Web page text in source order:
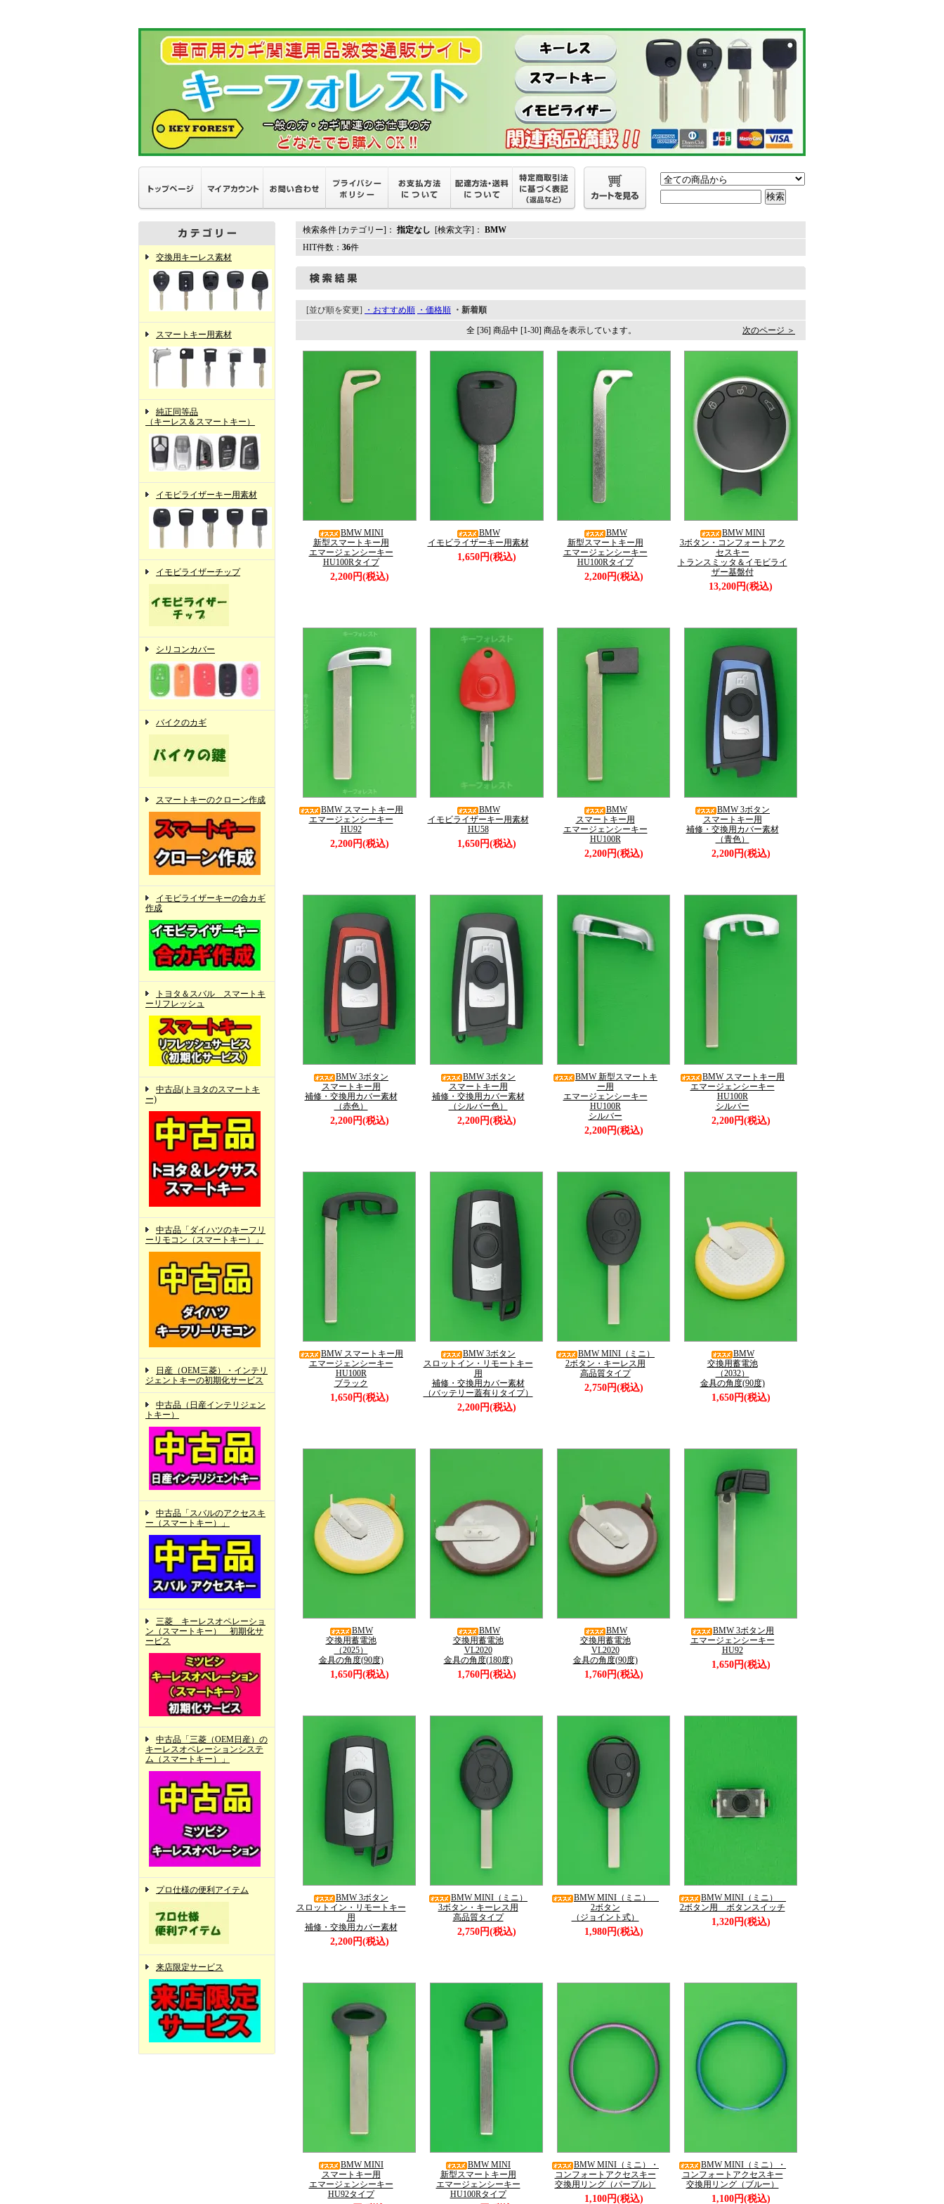
交換用キーレス素材
スマートキー用素材
純正同等品
（キーレス＆スマートキー）
イモビライザーキー用素材
イモビライザーチップ
シリコンカバー
バイクのカギ
スマートキーのクローン作成
イモビライザーキーの合カギ
作成
トヨタ＆スバル スマートキ
ーリフレッシュ
中古品(トヨタのスマートキ
ー)
中古品「ダイハツのキーフリ
ーリモコン（スマートキー）」
日産（OEM三菱）・インテリ
ジェントキーの初期化サービス
中古品（日産インテリジェン
トキー）
中古品「スバルのアクセスキ
ー（スマートキー）」
三菱 キーレスオペレーショ
ン（スマートキー） 初期化サ
ービス
中古品「三菱（OEM日産）の
キーレスオペレーションシステ
ム（スマートキー）」
プロ仕様の便利アイテム
来店限定サービス
検索条件 [カテゴリー]： 指定なし [検索文字]： BMW
HIT件数： 36件
[並び順を変更] ・おすすめ順 ・価格順 ・新着順
全 [36] 商品中 [1-30] 商品を表示しています。 次のページ ＞
BMW MINI
新型スマートキー用
エマージェンシーキー
HU100Rタイプ
2,200円(税込)
BMW
イモビライザーキー用素材
1,650円(税込)
BMW
新型スマートキー用
エマージェンシーキー
HU100Rタイプ
2,200円(税込)
BMW MINI
3ボタン・コンフォートアク
セスキー
トランスミッタ＆イモビライ
ザー基盤付
13,200円(税込)
BMW スマートキー用
エマージェンシーキー
HU92
2,200円(税込)
BMW
イモビライザーキー用素材
HU58
1,650円(税込)
BMW
スマートキー用
エマージェンシーキー
HU100R
2,200円(税込)
BMW 3ボタン
スマートキー用
補修・交換用カバー素材
（青色）
2,200円(税込)
BMW 3ボタン
スマートキー用
補修・交換用カバー素材
（赤色）
2,200円(税込)
BMW 3ボタン
スマートキー用
補修・交換用カバー素材
（シルバー色）
2,200円(税込)
BMW 新型スマートキ
ー用
エマージェンシーキー
HU100R
シルバー
2,200円(税込)
BMW スマートキー用
エマージェンシーキー
HU100R
シルバー
2,200円(税込)
BMW スマートキー用
エマージェンシーキー
HU100R
ブラック
1,650円(税込)
BMW 3ボタン
スロットイン・リモートキー
用
補修・交換用カバー素材
（バッテリー蓋有りタイプ）
2,200円(税込)
BMW MINI（ミニ）
2ボタン・キーレス用
高品質タイプ
2,750円(税込)
BMW
交換用蓄電池
（2032）
金具の角度(90度)
1,650円(税込)
BMW
交換用蓄電池
（2025）
金具の角度(90度)
1,650円(税込)
BMW
交換用蓄電池
VL2020
金具の角度(180度)
1,760円(税込)
BMW
交換用蓄電池
VL2020
金具の角度(90度)
1,760円(税込)
BMW 3ボタン用
エマージェンシーキー
HU92
1,650円(税込)
BMW 3ボタン
スロットイン・リモートキー
用
補修・交換用カバー素材
2,200円(税込)
BMW MINI（ミニ）
3ボタン・キーレス用
高品質タイプ
2,750円(税込)
BMW MINI（ミニ）
2ボタン
（ジョイント式）
1,980円(税込)
BMW MINI（ミニ）
2ボタン用 ボタンスイッチ
1,320円(税込)
BMW MINI
スマートキー用
エマージェンシーキー
HU92タイプ
BMW MINI
新型スマートキー用
エマージェンシーキー
HU100Rタイプ
BMW MINI（ミニ）・
コンフォートアクセスキー
交換用リング（パープル）
1,100円(税込)
BMW MINI（ミニ）・
コンフォートアクセスキー
交換用リング（ブルー）
1,100円(税込)